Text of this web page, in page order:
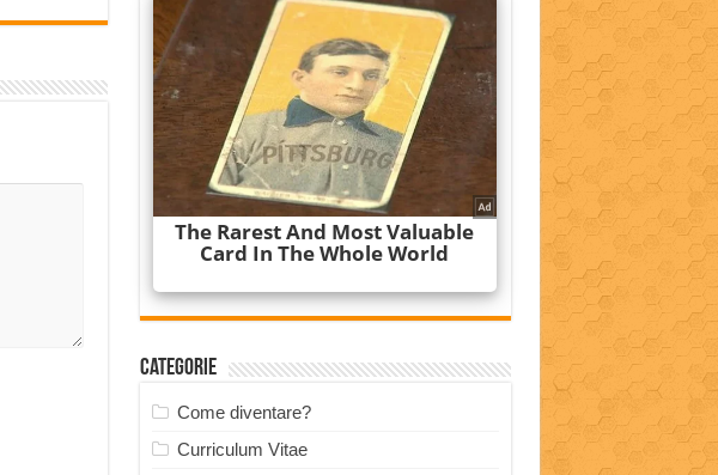
Categorie
Come diventare?
Curriculum Vitae